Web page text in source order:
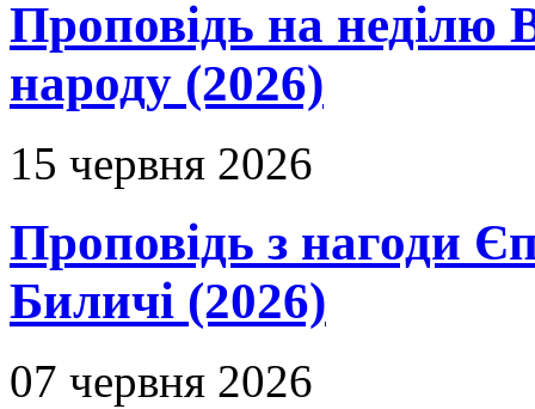
Проповідь на неділю
народу (2026)
15 червня 2026
Проповідь з нагоди
Биличі (2026)
07 червня 2026